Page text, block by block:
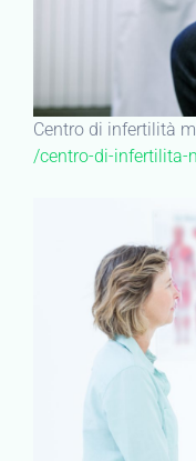
Centro di infertilità
/centro-di-infertilita-